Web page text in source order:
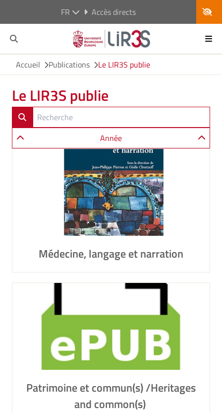
FR Accès directs
Accueil Publications Le LIR3S publie
Le LIR3S publie
Année
Médecine, langage et narration
Patrimoine et commun(s) /Heritages
and common(s)